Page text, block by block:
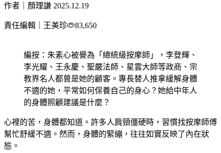
作者｜顏理謙 2025.12.19
責任編輯｜王美珍 83,650
編按：朱素心被譽為「總統級按摩師」，李登輝、
李光耀、王永慶、聖嚴法師、星雲大師等政商、宗
教界名人都曾是她的顧客。專長替人推拿緩解身體
不適的她，平常如何保養自己的身心？她給中年人
的身體照顧建議是什麼？
心裡的苦，身體都知道。許多人肩頸僵硬時，習慣找按摩師傅
幫忙舒緩不適。然而，身體的緊繃，往往如實反映了內在狀
態。